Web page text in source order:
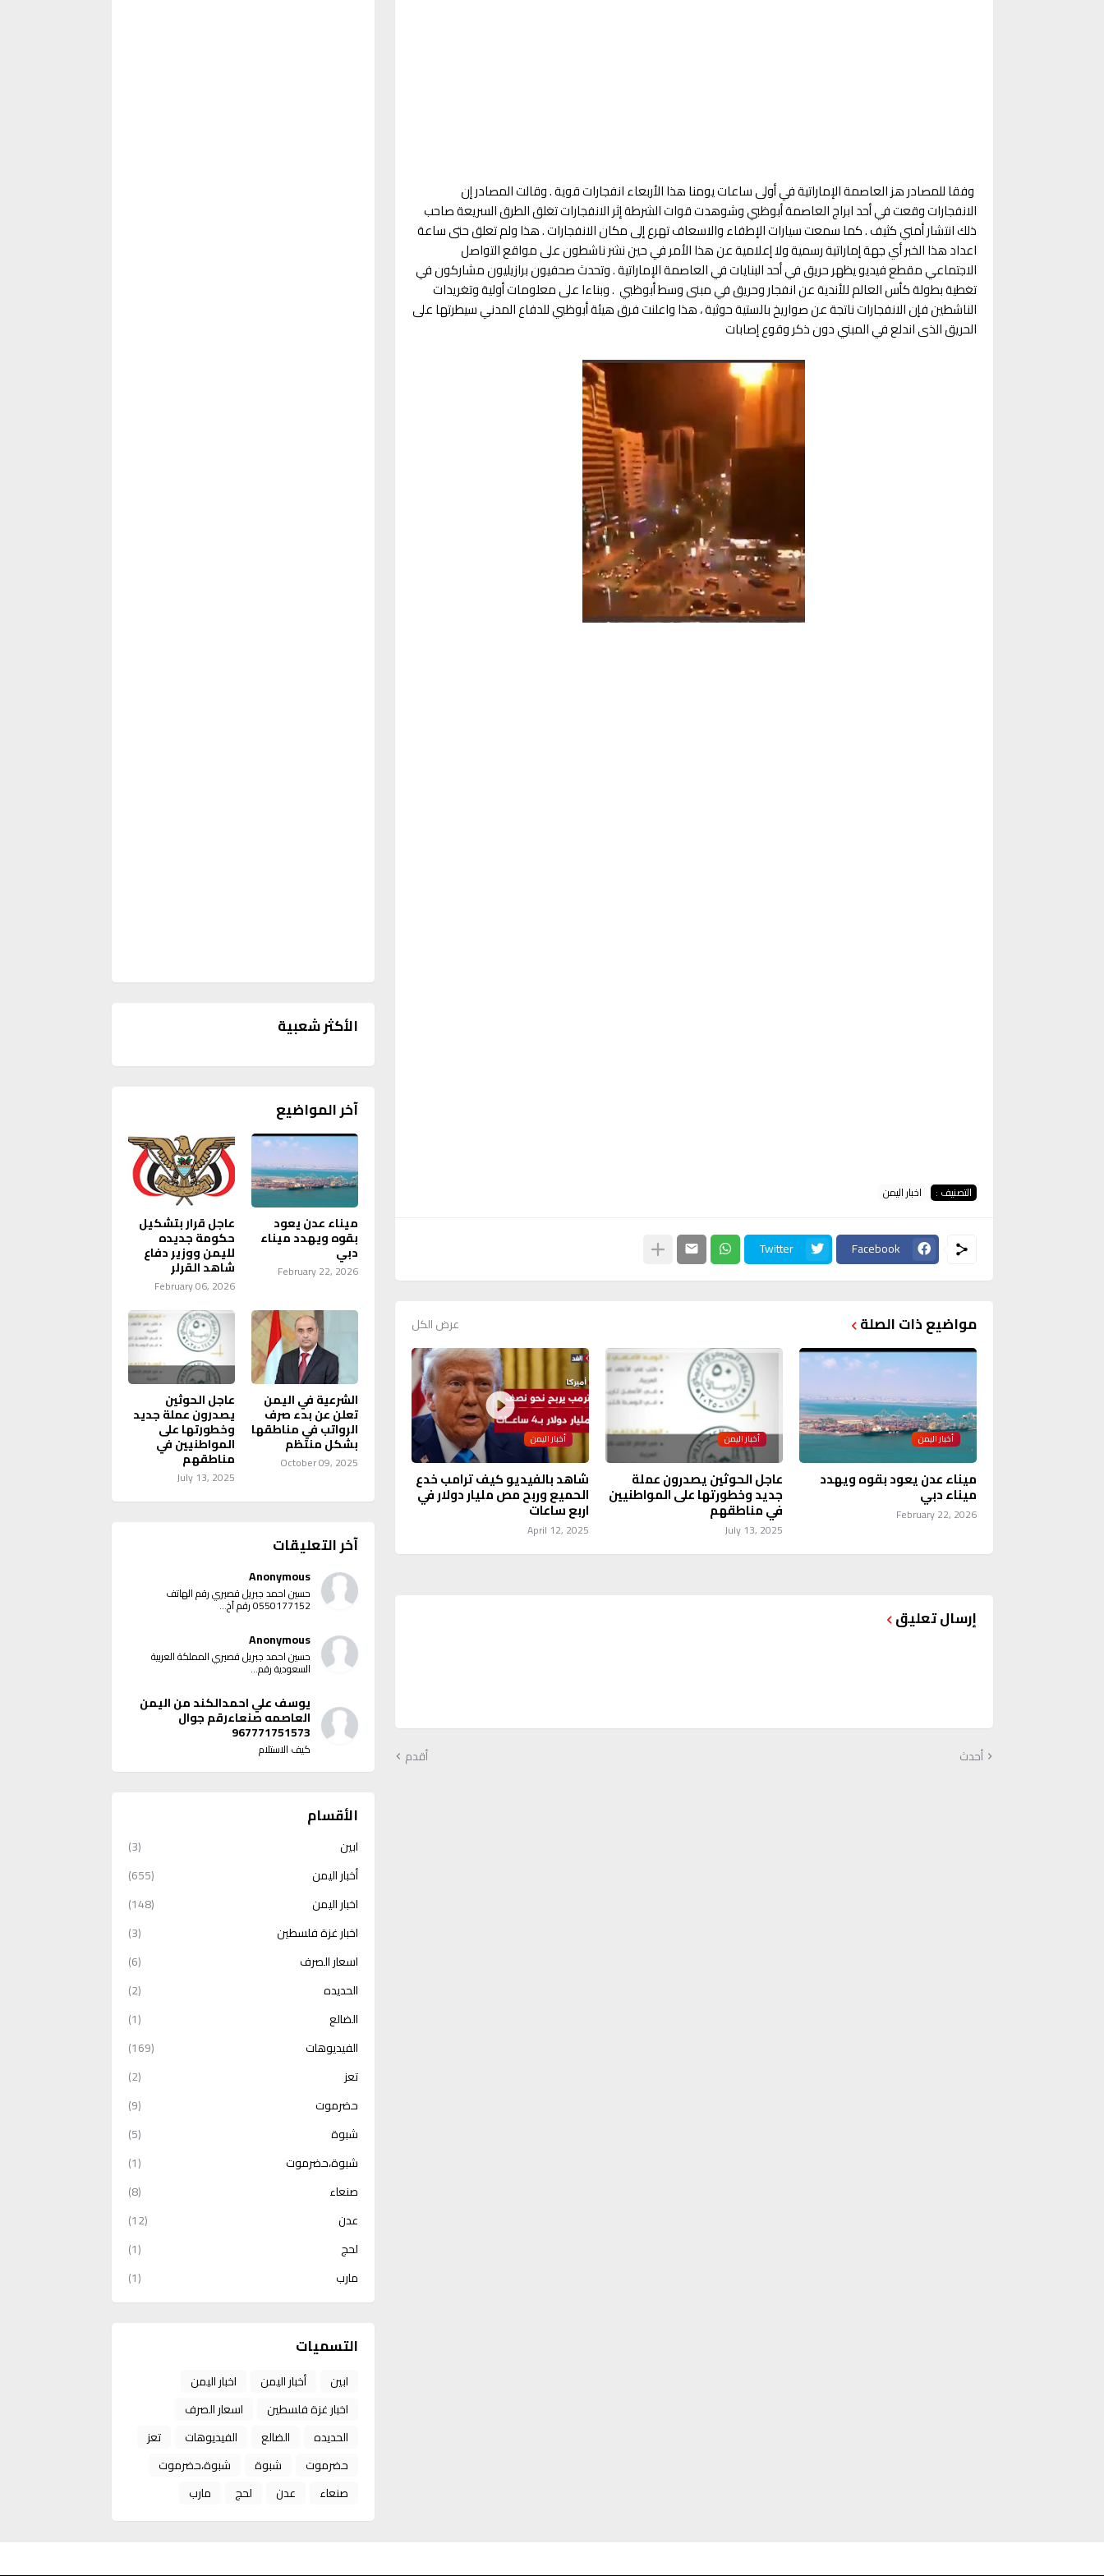
وفقا للمصادر هز العاصمة الإماراتية في أولى ساعات يومنا هذا الأربعاء انفجارات قوية . وقالت المصادر إن
الانفجارات وقعت في أحد ابراج العاصمة أبوظبي وشوهدت قوات الشرطة إثر الانفجارات تغلق الطرق السريعة صاحب
ذلك انتشار أمني كثيف . كما سمعت سيارات الإطفاء والاسعاف تهرع إلى مكان الانفجارات . هذا ولم تعلق حتى ساعة
اعداد هذا الخبر أي جهة إماراتية رسمية ولا إعلامية عن هذا الأمر في حين نشر ناشطون على مواقع التواصل
الاجتماعي مقطع فيديو يظهر حريق في أحد البنايات في العاصمة الإماراتية . وتحدث صحفيون برازيليون مشاركون في
تغطية بطولة كأس العالم للأندية عن انفجار وحريق في مبنى وسط أبوظبي . وبناءا على معلومات أولية وتغريدات
الناشطين فإن الانفجارات ناتجة عن صواريخ بالستية حوثية ، هذا واعلنت فرق هيئة أبوظبي للدفاع المدني سيطرتها على
الحريق الذى اندلع في المبني دون ذكر وقوع إصابات
التصنيف : اخبار اليمن
Facebook
Twitter
مواضيع ذات الصلة عرض الكل
أخبار اليمن
ميناء عدن يعود بقوه ويهدد
ميناء دبي
February 22, 2026
أخبار اليمن
عاجل الحوثين يصدرون عملة
جديد وخطورتها على المواطنيين
في مناطقهم
July 13, 2025
أخبار اليمن
شاهد بالفيديو كيف ترامب خدع
الحميع وربح مص مليار دولار في
اربع ساعات
April 12, 2025
إرسال تعليق
أحدث أقدم
الأكثر شعبية
آخر المواضيع
ميناء عدن يعود
بقوه ويهدد ميناء
دبي
February 22, 2026
عاجل قرار بتشكيل
حكومة جديده
لليمن ووزير دفاع
شاهد القرلر
February 06, 2026
الشرعية في اليمن
تعلن عن بدء صرف
الرواتب في مناطقها
بشكل منتظم
October 09, 2025
عاجل الحوثين
يصدرون عملة جديد
وخطورتها على
المواطنيين في
مناطقهم
July 13, 2025
آخر التعليقات
Anonymous
حسين احمد جبريل قصيري رقم الهاتف
0550177152 رقم آخ...
Anonymous
حسين احمد جبريل قصيري المملكة العربية
السعودية رقم...
يوسف علي احمدالكند من اليمن
العاصمه صنعاءرقم جوال
967771751573
كيف الاستلام
الأقسام
ابين
(3)
أخبار اليمن
(655)
اخبار اليمن
(148)
اخبار غزة فلسطين
(3)
اسعار الصرف
(6)
الحديده
(2)
الضالع
(1)
الفيديوهات
(169)
تعز
(2)
حضرموت
(9)
شبوة
(5)
شبوة،حضرموت
(1)
صنعاء
(8)
عدن
(12)
لحج
(1)
مارب
(1)
التسميات
ابين أخبار اليمن
اخبار اليمن
اخبار غزة فلسطين
اسعار الصرف
الحديده
الضالع الفيديوهات
تعز
حضرموت
شبوة
شبوة،حضرموت
صنعاء
عدن لحج مارب